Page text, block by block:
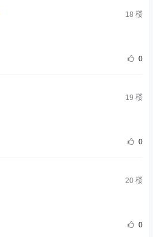
18 楼
0
19 楼
0
20楼
0